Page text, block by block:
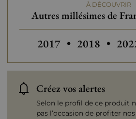
À DÉCOUVRIR
Autres millésimes de
2017 • Autres
2018 •
Créez vos alertes
Selon le profil de ce produit
pas l’occasion de profiter